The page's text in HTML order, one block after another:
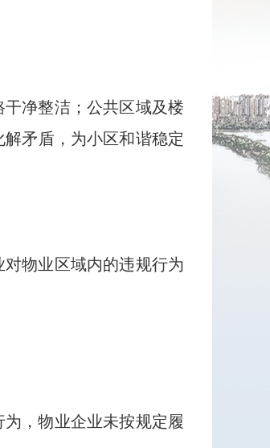
净整洁；公共区域及楼
矛盾，为小区和谐稳定
物业区域内的违规行为
，物业企业未按规定履